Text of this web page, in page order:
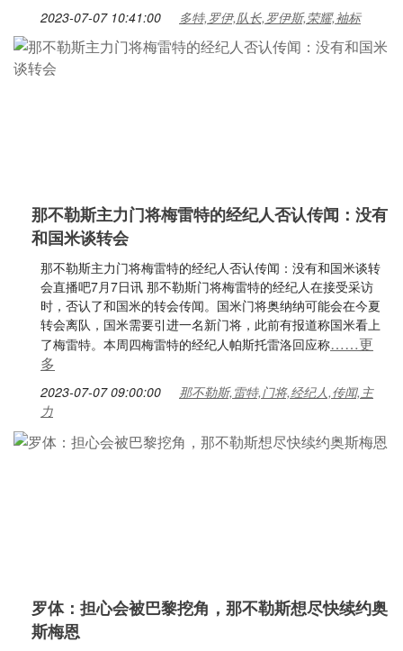
2023-07-07 10:41:00 多特,罗伊,队长,罗伊斯,荣耀,袖标
那不勒斯主力门将梅雷特的经纪人否认传闻：没有
和国米谈转会
那不勒斯主力门将梅雷特的经纪人否认传闻：没有和国米谈转
会直播吧7月7日讯 那不勒斯门将梅雷特的经纪人在接受采访
时，否认了和国米的转会传闻。国米门将奥纳纳可能会在今夏
转会离队，国米需要引进一名新门将，此前有报道称国米看上
了梅雷特。本周四梅雷特的经纪人帕斯托雷洛回应称……更
多
2023-07-07 09:00:00
那不勒斯,雷特,门将,经纪人,传闻,主
力
罗体：担心会被巴黎挖角，那不勒斯想尽快续约奥
斯梅恩